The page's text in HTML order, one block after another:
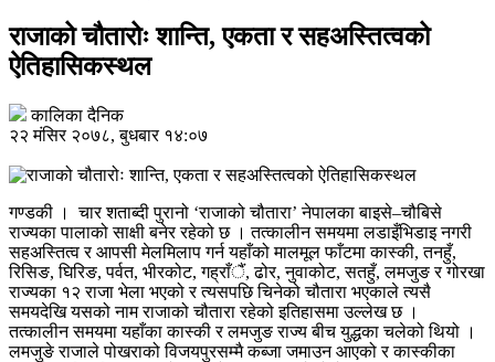
राजाको चौतारोः शान्ति, एकता र सहअस्तित्वको
ऐतिहासिकस्थल
कालिका दैनिक
२२ मंसिर २०७८, बुधबार १४:०७
गण्डकी । चार शताब्दी पुरानो ‘राजाको चौतारा’ नेपालका बाइसे–चौबिसे
राज्यका पालाको साक्षी बनेर रहेको छ । तत्कालीन समयमा लडाइँभिडाइ नगरी
सहअस्तित्व र आपसी मेलमिलाप गर्न यहाँको मालमूल फाँटमा कास्की, तनहुँ,
रिसिङ, घिरिङ, पर्वत, भीरकोट, गह्राँैं, ढोर, नुवाकोट, सतहुँ, लमजुङ र गोरखा
राज्यका १२ राजा भेला भएको र त्यसपछि चिनेको चौतारा भएकाले त्यसै
समयदेखि यसको नाम राजाको चौतारा रहेको इतिहासमा उल्लेख छ ।
तत्कालीन समयमा यहाँका कास्की र लमजुङ राज्य बीच युद्धका चलेको थियो ।
लमजुङे राजाले पोखराको विजयपुरसम्मै कब्जा जमाउन आएको र कास्कीका